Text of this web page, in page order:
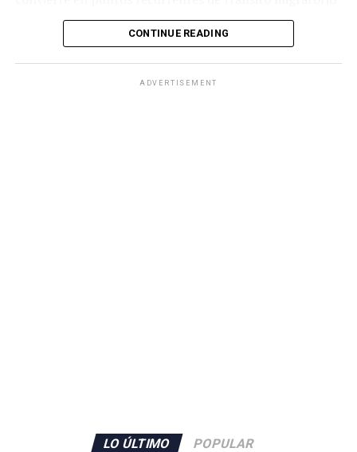
hacia Europa.
CONTINUE READING
ADVERTISEMENT
LO ÚLTIMO POPULAR